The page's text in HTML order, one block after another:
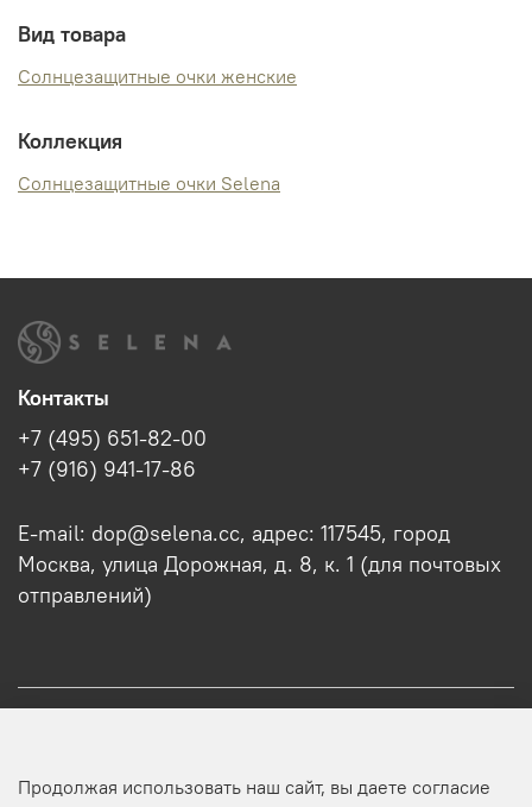
Вид товара
Солнцезащитные очки женские
Коллекция
Солнцезащитные очки Selena
Оптовикам
Контакты
+7 (495) 651-82-00
+7 (916) 941-17-86
E-mail: dop@selena.cc, адрес: 117545, город
Москва, улица Дорожная, д. 8, к. 1 (для почтовых
отправлений)
Продолжая использовать наш сайт, вы даете согласие